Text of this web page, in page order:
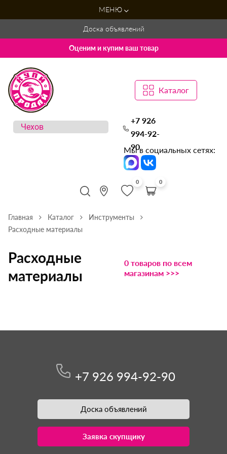
МЕНЮ
Доска объявлений
Оценим и купим ваш товар
Каталог
+7 926
994-92-
90
Мы в социальных сетях:
0 0
Главная Каталог
Инструменты
Расходные материалы
Расходные
материалы
0 товаров по всем
магазинам >>>
+7 926 994-92-90
Доска объявлений
Заявка скупщику